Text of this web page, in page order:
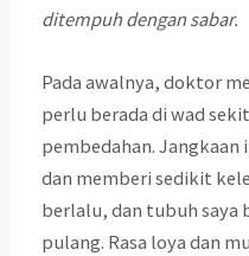
ditempuh dengan sabar.
Pada awalnya, doktor
perlu berada di wad
pembedahan. Jangkaan
dan memberi sedikit
berlalu, dan tubuh saya
pulang. Rasa loya dan